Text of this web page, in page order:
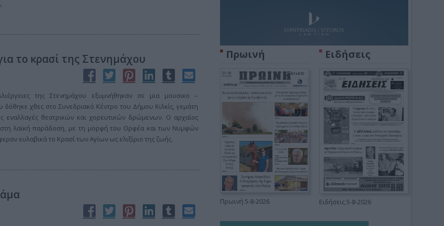
το κρασί της Στενημάχου
της Στενημάχου εξυμνήθηκαν σε μια μουσικο –
χθες στο Συνεδριακό Κέντρο του Δήμου Κιλκίς, γεμάτη
εναλλαγές θεατρικών και χορευτικών δρώμενων. Ο αρχαίος
στη λαϊκή παράδοση, με τη μορφή του Ορφέα και των Νυμφών
ευλαβικά το Κρασί των Αγίων ως ελιξίριο της ζωής.
Πρωινή
Πρωινή 5-8-2026
Ειδήσεις
Ειδήσεις 5-8-2026